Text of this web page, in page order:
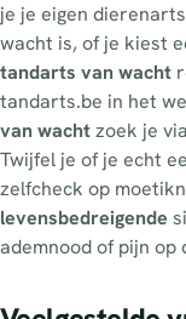
je je eigen
wacht is, of je kiest
tandarts van wacht
tandarts.be in het
van wachtzoek je
Twijfel je of je echt
zelfcheck op
levensbedreigende
ademnood of pijn